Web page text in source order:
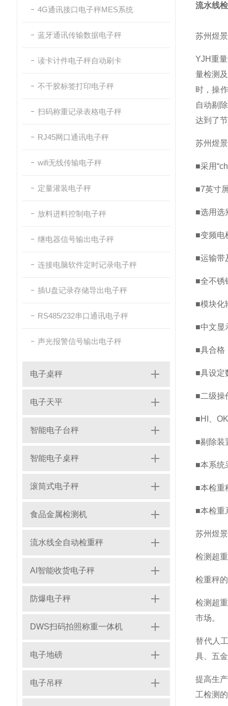
4G通讯接口电子秤MES系统
蓝牙通讯传输数据电子秤
读卡计件电子秤自动刷卡
不干胶标签打印电子秤
扫码称重记录表格电子秤
RJ45网口通讯电子秤
wifi无线传输电子秤
定量灌装电子秤
放料进料控制电子秤
继电器信号输出电子秤
连接电脑软件定时记录电子秤
插U盘记录存储导出电子秤
RS485/232串口通讯电子秤
声光报警信号输出电子秤
电子桌秤
电子天平
智能电子台秤
智能电子桌秤
滚筒式电子秤
食品金属检测机
流水线全自动检重秤
AI智能收货电子秤
防爆电子秤
DWS扫码拍照称重一体机
电子地磅
电子吊秤
流水线
苏州煜
YJH重
量检测
时，操
自动剔
达到了
苏州煜
■采用
■7英寸
■选用选
■变频电
■运输带
■全不锈
■模块化
■中文显
■具合格
■具设定
■二级操
■HI、
■剔除装
■本系统
■本检重
■本检重
苏州煜
检测超
检重秤
检测超
市场。
替代人
具、五
提高生
工检测